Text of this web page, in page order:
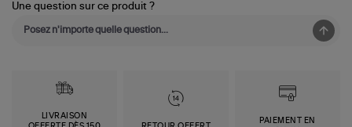
Une question sur ce produit ?
LIVRAISON
PAIEMENT EN